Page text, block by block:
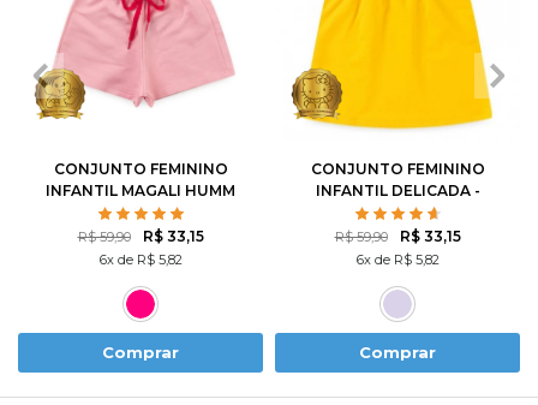
1 6
CONJUNTO FEMININO
INFANTIL MAGALI HUMM
AMO MELANCIA- TURMA
DA MÔNICA
R$ 59,90 R$ 33,15
6x de R$ 5,82
Comprar
1 6
CONJUNTO FEMININO
INFANTIL DELICADA -
HELLO KITTY
R$ 59,90 R$ 33,15
6x de R$ 5,82
Comprar